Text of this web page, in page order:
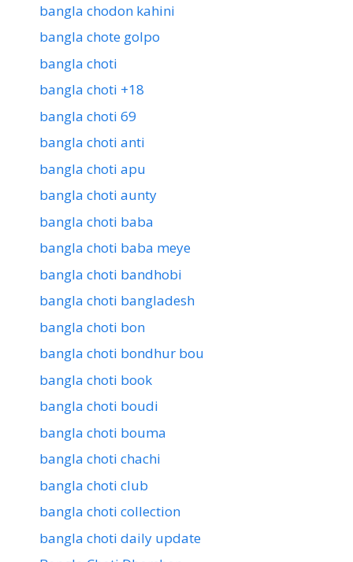
bangla chodon kahini
bangla chote golpo
bangla choti
bangla choti +18
bangla choti 69
bangla choti anti
bangla choti apu
bangla choti aunty
bangla choti baba
bangla choti baba meye
bangla choti bandhobi
bangla choti bangladesh
bangla choti bon
bangla choti bondhur bou
bangla choti book
bangla choti boudi
bangla choti bouma
bangla choti chachi
bangla choti club
bangla choti collection
bangla choti daily update